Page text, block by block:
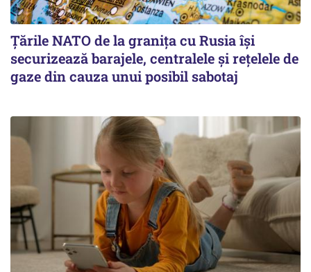
Țările NATO de la granița cu Rusia își
securizează barajele, centralele și rețelele de
gaze din cauza unui posibil sabotaj